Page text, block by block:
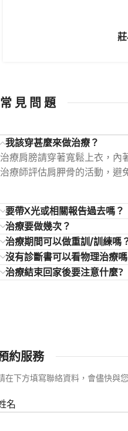
常 見 問 題
我該穿甚麼來做治療？
治療肩膀請穿著寬鬆上衣，內
治療師評估肩胛骨的活動，避
要帶X光或相關報告過去嗎？
治療要做幾次？
治療期間可以做重訓/訓練嗎
沒有診斷書可以看物理治療嗎
治療結束回家後要注意什麼?
約服務
在下方填寫聯絡資料，會儘快與
名